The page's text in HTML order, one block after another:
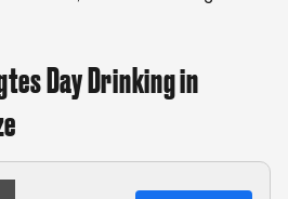
Day Drinking in